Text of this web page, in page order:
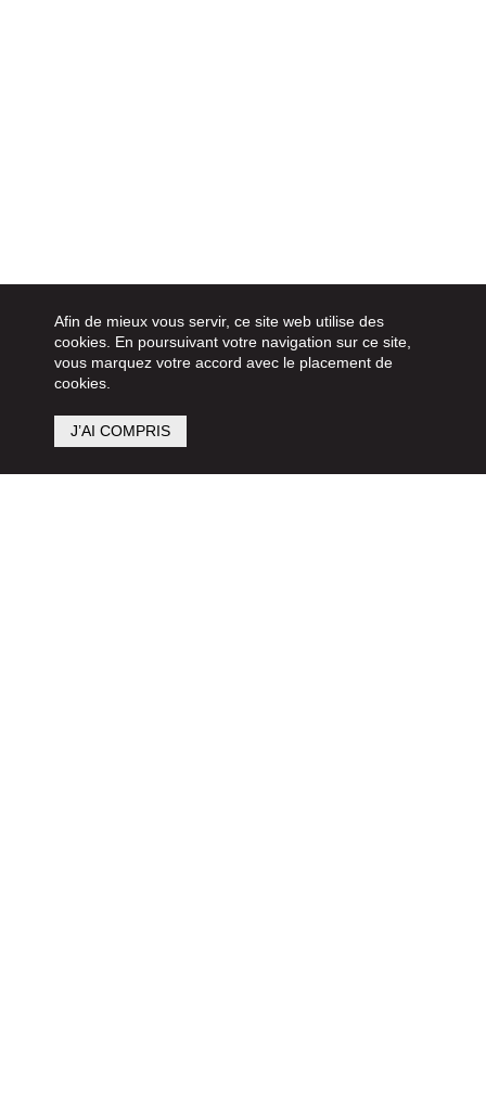
Afin de mieux vous servir, ce site web utilise des
cookies. En poursuivant votre navigation sur ce site,
vous marquez votre accord avec le placement de
cookies.
J’AI COMPRIS